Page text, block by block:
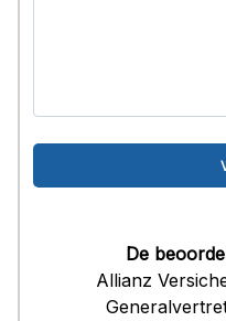
De
Allianz